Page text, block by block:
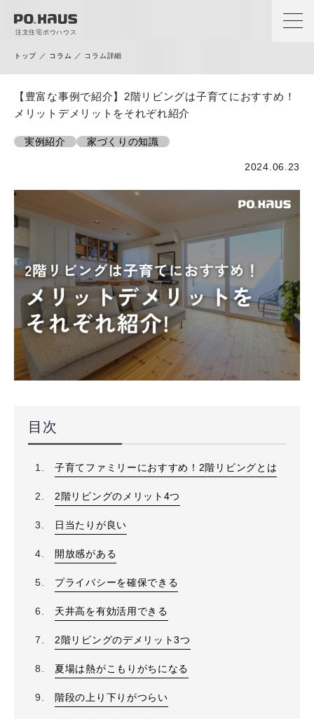
注文住宅ポウハウス
トップ ／ コラム ／ コラム詳細
Column
コラム
【豊富な事例で紹介】2階リビングは子育てにおすすめ！
メリットデメリットをそれぞれ紹介
実例紹介 家づくりの知識
2024.06.23
目次
子育てファミリーにおすすめ！2階リビングとは
2階リビングのメリット4つ
日当たりが良い
開放感がある
プライバシーを確保できる
天井高を有効活用できる
2階リビングのデメリット3つ
夏場は熱がこもりがちになる
階段の上り下りがつらい